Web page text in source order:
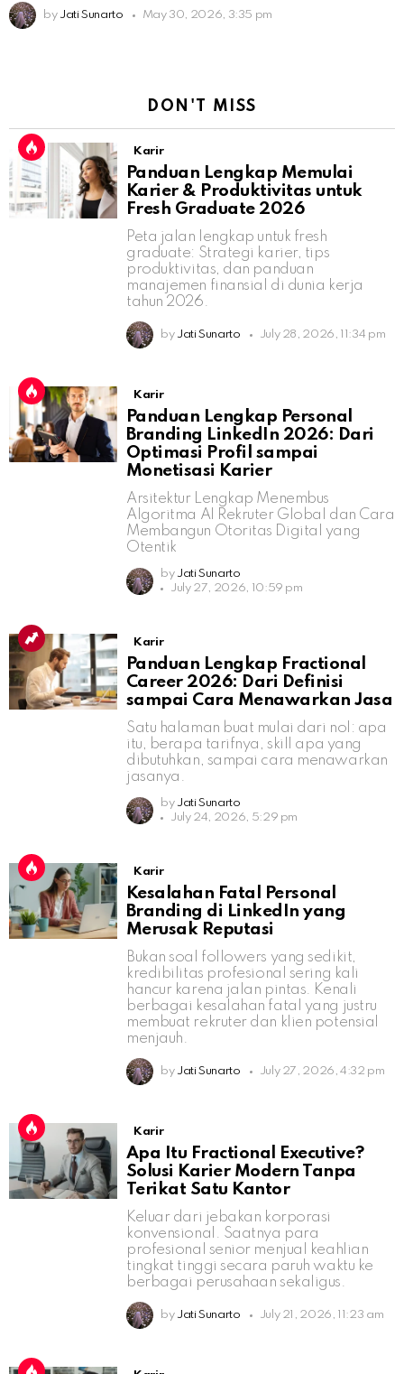
by Jati Sunarto May 30, 2026, 3:35 pm
DON'T MISS
Karir
Panduan Lengkap Memulai
Karier & Produktivitas untuk
Fresh Graduate 2026
Peta jalan lengkap untuk fresh
graduate: Strategi karier, tips
produktivitas, dan panduan
manajemen finansial di dunia kerja
tahun 2026.
by Jati Sunarto July 28, 2026, 11:34 pm
Karir
Panduan Lengkap Personal
Branding LinkedIn 2026: Dari
Optimasi Profil sampai
Monetisasi Karier
Arsitektur Lengkap Menembus
Algoritma AI Rekruter Global dan Cara
Membangun Otoritas Digital yang
Otentik
by Jati Sunarto
July 27, 2026, 10:59 pm
Karir
Panduan Lengkap Fractional
Career 2026: Dari Definisi
sampai Cara Menawarkan Jasa
Satu halaman buat mulai dari nol: apa
itu, berapa tarifnya, skill apa yang
dibutuhkan, sampai cara menawarkan
jasanya.
by Jati Sunarto
July 24, 2026, 5:29 pm
Karir
Kesalahan Fatal Personal
Branding di LinkedIn yang
Merusak Reputasi
Bukan soal followers yang sedikit,
kredibilitas profesional sering kali
hancur karena jalan pintas. Kenali
berbagai kesalahan fatal yang justru
membuat rekruter dan klien potensial
menjauh.
by Jati Sunarto July 27, 2026, 4:32 pm
Karir
Apa Itu Fractional Executive?
Solusi Karier Modern Tanpa
Terikat Satu Kantor
Keluar dari jebakan korporasi
konvensional. Saatnya para
profesional senior menjual keahlian
tingkat tinggi secara paruh waktu ke
berbagai perusahaan sekaligus.
by Jati Sunarto July 21, 2026, 11:23 am